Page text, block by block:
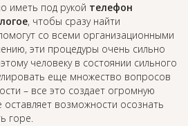
иметь под рукой телефон
, чтобы сразу найти
со всеми организационными
эти процедуры очень сильно
человеку в состоянии сильного
еще множество вопросов
– все это создает огромную
оставляет возможности осознать
горе.